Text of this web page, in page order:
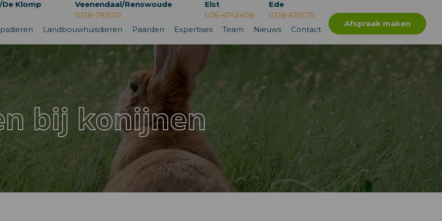
Klomp
Veenendaal/Renswoude
0318-793012
Elst
026-4742408
Ede
0318-610575
Landbouwhuisdieren Paarden Expertises Team Nieuws Contact
Afspraak maken
bij konijnen